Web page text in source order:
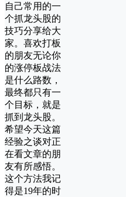
自己常用的一
个抓龙头股的
技巧分享给大
家。喜欢打板
的朋友无论你
的涨停板战法
是什么路数，
最终都只有一
个目标，就是
抓到龙头股。
希望今天这篇
经验之谈对正
在看文章的朋
友有所感悟。
这个方法我记
得是19年的时